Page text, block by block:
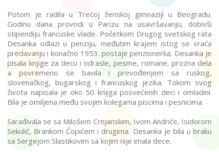
Potom je radila u Trećoj ženskoj gimnaziji u Beogradu.
Godinu dana provodi u Parizu na usavršavanju, dobivši
stipendiju francuske vlade. Početkom Drugog svetskog rata
Desanka odlazi u penziju, međutim krajem istog se vraća
predavanju i konačno 1953. postaje penzionerka. Desanka je
pisala knjige za decu i odrasle, pesme, romane, prozna dela
a povremeno se bavila i prevođenjem sa ruskog,
slovenačkog, bugarskog i francuskog jezika. Tokom svog
života napisala je oko 50 knjiga posvećenih deci i omladini.
Bila je omiljena među svojim kolegama piscima i pesnicima.
Sarađivala se sa Milošem Crnjanskim, Ivom Andriće, Isidorom
Sekulić, Brankom Ćopićem i drugima. Desanka je bila u braku
sa Sergejom Slastikovim sa kojim nije imala dece.